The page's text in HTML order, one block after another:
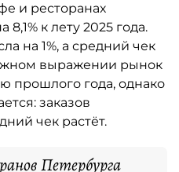
и ресторанах
к лету 2025 года.
на 1%, а средний чек
выражении рынок
прошлого года, однако
заказов
чек растёт.
Петербурга